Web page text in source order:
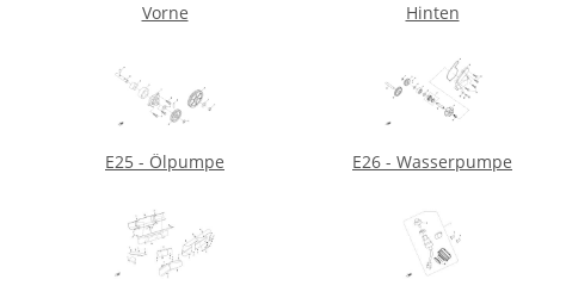
Vorne
Hinten
E25 - Ölpumpe E26 - Wasserpumpe